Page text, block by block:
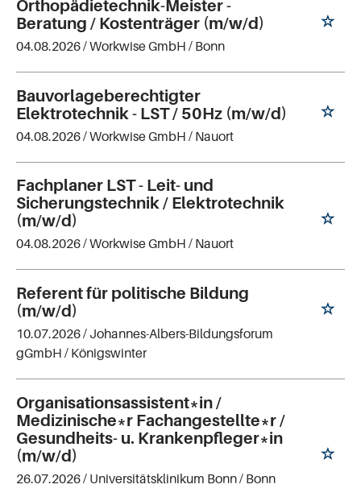
Orthopädietechnik-Meister -
Beratung / Kostenträger (m/w/d)
04.08.2026 /Workwise GmbH / Bonn
Bauvorlageberechtigter
Elektrotechnik - LST / 50Hz (m/w/d)
04.08.2026 /Workwise GmbH / Nauort
Fachplaner LST - Leit- und
Sicherungstechnik / Elektrotechnik
(m/w/d)
04.08.2026 /Workwise GmbH / Nauort
Referent für politische Bildung
(m/w/d)
10.07.2026 / Johannes-Albers-Bildungsforum
gGmbH / Königswinter
Organisationsassistent*in /
Medizinische*r Fachangestellte*r /
Gesundheits- u. Krankenpfleger*in
(m/w/d)
26.07.2026 / Universitätsklinikum Bonn/ Bonn